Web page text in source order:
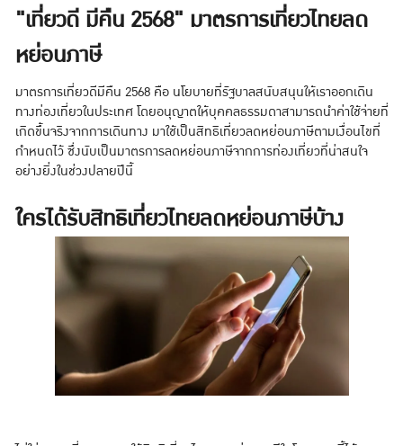
"เที่ยวดี มีคืน 2568" มาตรการเที่ยวไทยลด
หย่อนภาษี
มาตรการเที่ยวดีมีคืน 2568 คือ นโยบายที่รัฐบาลสนับสนุนให้เราออกเดิน
ทางท่องเที่ยวในประเทศ โดยอนุญาตให้บุคคลธรรมดาสามารถนำค่าใช้จ่ายที่
เกิดขึ้นจริงจากการเดินทาง มาใช้เป็นสิทธิเที่ยวลดหย่อนภาษีตามเงื่อนไขที่
กำหนดไว้ ซึ่งนับเป็นมาตรการลดหย่อนภาษีจากการท่องเที่ยวที่น่าสนใจ
อย่างยิ่งในช่วงปลายปีนี้
ใครได้รับสิทธิเที่ยวไทยลดหย่อนภาษีบ้าง